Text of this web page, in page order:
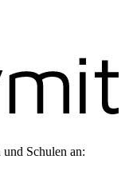
Schulen an: